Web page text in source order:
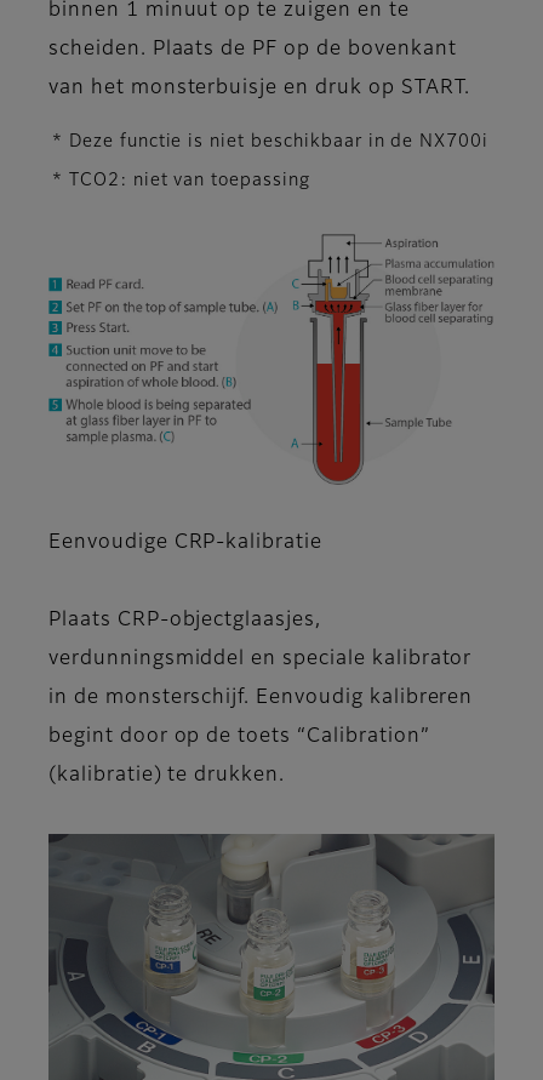
binnen 1 minuut op te zuigen en te
scheiden. Plaats de PF op de bovenkant
van het monsterbuisje en druk op START.
* Deze functie is niet beschikbaar in de NX700i
* TCO2: niet van toepassing
Eenvoudige CRP-kalibratie
Plaats CRP-objectglaasjes,
verdunningsmiddel en speciale kalibrator
in de monsterschijf. Eenvoudig kalibreren
begint door op de toets “Calibration”
(kalibratie) te drukken.